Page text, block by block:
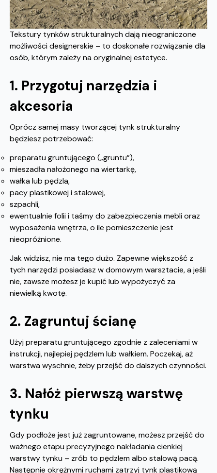
Tekstury tynków strukturalnych dają nieograniczone
możliwości designerskie – to doskonałe rozwiązanie dla
osób, którym zależy na oryginalnej estetyce.
1. Przygotuj narzędzia i
akcesoria
Oprócz samej masy tworzącej tynk strukturalny
będziesz potrzebować:
preparatu gruntującego („gruntu”),
mieszadła nałożonego na wiertarkę,
wałka lub pędzla,
pacy plastikowej i stalowej,
szpachli,
ewentualnie folii i taśmy do zabezpieczenia mebli oraz
wyposażenia wnętrza, o ile pomieszczenie jest
nieopróżnione.
Jak widzisz, nie ma tego dużo. Zapewne większość z
tych narzędzi posiadasz w domowym warsztacie, a jeśli
nie, zawsze możesz je kupić lub wypożyczyć za
niewielką kwotę.
2. Zagruntuj ścianę
Użyj preparatu gruntującego zgodnie z zaleceniami w
instrukcji, najlepiej pędzlem lub wałkiem. Poczekaj, aż
warstwa wyschnie, żeby przejść do dalszych czynności.
3. Nałóż pierwszą warstwę
tynku
Gdy podłoże jest już zagruntowane, możesz przejść do
ważnego etapu precyzyjnego nakładania cienkiej
warstwy tynku – zrób to pędzlem albo stalową pacą.
Następnie okrężnymi ruchami zatrzyj tynk plastikową